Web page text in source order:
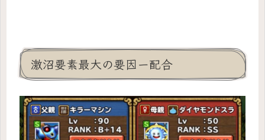
激沼要素最大の要因ー配合